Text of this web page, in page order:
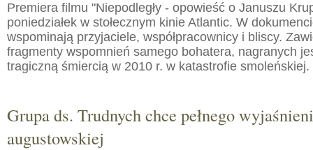
Premiera filmu "Niepodległy - opowieść o Januszu
poniedziałek w stołecznym kinie Atlantic. W
wspominają przyjaciele, współpracownicy i bliscy.
fragmenty wspomnień samego bohatera, nagranych
tragiczną śmiercią w 2010 r. w katastrofie smoleńskiej.
Grupa ds. Trudnych chce pełnego
augustowskiej